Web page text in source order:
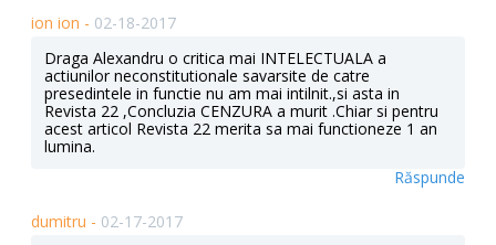
ion ion - 02-18-2017
Draga Alexandru o critica mai INTELECTUALA a
actiunilor neconstitutionale savarsite de catre
presedintele in functie nu am mai intilnit.,si asta in
Revista 22 ,Concluzia CENZURA a murit .Chiar si pentru
acest articol Revista 22 merita sa mai functioneze 1 an
lumina.
Răspunde
dumitru - 02-17-2017